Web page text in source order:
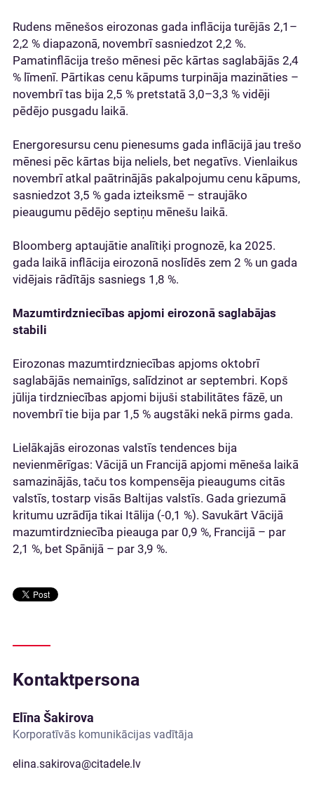
Rudens mēnešos eirozonas gada inflācija turējās 2,1–
2,2 % diapazonā, novembrī sasniedzot 2,2 %.
Pamatinflācija trešo mēnesi pēc kārtas saglabājās 2,4
% līmenī. Pārtikas cenu kāpums turpināja mazināties –
novembrī tas bija 2,5 % pretstatā 3,0–3,3 % vidēji
pēdējo pusgadu laikā.
Energoresursu cenu pienesums gada inflācijā jau trešo
mēnesi pēc kārtas bija neliels, bet negatīvs. Vienlaikus
novembrī atkal paātrinājās pakalpojumu cenu kāpums,
sasniedzot 3,5 % gada izteiksmē – straujāko
pieaugumu pēdējo septiņu mēnešu laikā.
Bloomberg aptaujātie analītiķi prognozē, ka 2025.
gada laikā inflācija eirozonā noslīdēs zem 2 % un gada
vidējais rādītājs sasniegs 1,8 %.
Mazumtirdzniecības apjomi eirozonā saglabājas
stabili
Eirozonas mazumtirdzniecības apjoms oktobrī
saglabājās nemainīgs, salīdzinot ar septembri. Kopš
jūlija tirdzniecības apjomi bijuši stabilitātes fāzē, un
novembrī tie bija par 1,5 % augstāki nekā pirms gada.
Lielākajās eirozonas valstīs tendences bija
nevienmērīgas: Vācijā un Francijā apjomi mēneša laikā
samazinājās, taču tos kompensēja pieaugums citās
valstīs, tostarp visās Baltijas valstīs. Gada griezumā
kritumu uzrādīja tikai Itālija (-0,1 %). Savukārt Vācijā
mazumtirdzniecība pieauga par 0,9 %, Francijā – par
2,1 %, bet Spānijā – par 3,9 %.
Kontaktpersona
Elīna Šakirova
Korporatīvās komunikācijas vadītāja
elina.sakirova@citadele.lv